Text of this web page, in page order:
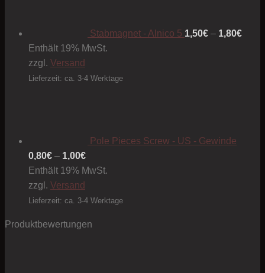
Stabmagnet - Alnico 5 1,50€ – 1,80€1,80€
Enthält 19% MwSt.
zzgl. Versand
Lieferzeit: ca. 3-4 Werktage
Pole Pieces Screw - US - Gewinde
0,80€ – 1,00€Preisspanne:
0,80€
1,00€
Enthält 19% MwSt.
zzgl. Versand
Lieferzeit: ca. 3-4 Werktage
Produktbewertungen